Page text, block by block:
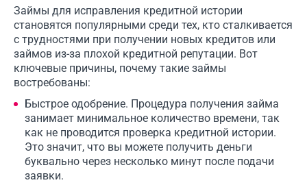
Займы для исправления кредитной истории
становятся популярными среди тех, кто сталкивается
с трудностями при получении новых кредитов или
займов из-за плохой кредитной репутации. Вот
ключевые причины, почему такие займы
востребованы:
Быстрое одобрение. Процедура получения займа
занимает минимальное количество времени, так
как не проводится проверка кредитной истории.
Это значит, что вы можете получить деньги
буквально через несколько минут после подачи
заявки.